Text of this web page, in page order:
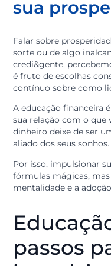
passos
sua
Falar sobre
sorte ou de algo
credi&gente,
é fruto de escolhas
contínuo sobre
A educação
sua relação com o
dinheiro deixe de
Por isso,
fórmulas mágicas,
mentalidade e a